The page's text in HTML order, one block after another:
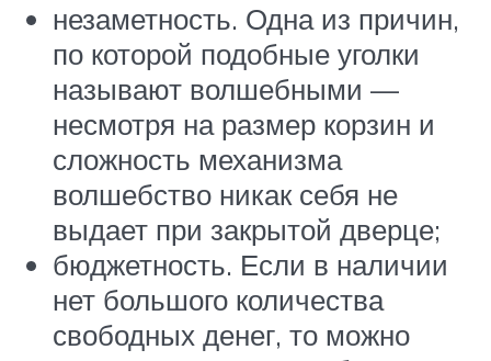
незаметность. Одна из причин,
по которой подобные уголки
называют волшебными —
несмотря на размер корзин и
сложность механизма
волшебство никак себя не
выдает при закрытой дверце;
бюджетность. Если в наличии
нет большого количества
свободных денег, то можно